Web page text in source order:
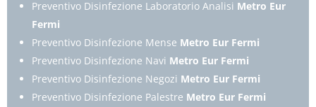
Preventivo Disinfezione Laboratorio Analisi Metro Eur
Fermi
Preventivo Disinfezione Mense Metro Eur Fermi
Preventivo Disinfezione Navi Metro Eur Fermi
Preventivo Disinfezione Negozi Metro Eur Fermi
Preventivo Disinfezione Palestre Metro Eur Fermi